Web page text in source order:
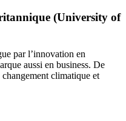
(University of
par l’innovation en
aussi en business. De
climatique et